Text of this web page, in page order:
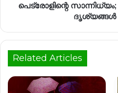
പെട്രോളിന്റെ
ദൃശ്യങ്ങൾ
Related Articles